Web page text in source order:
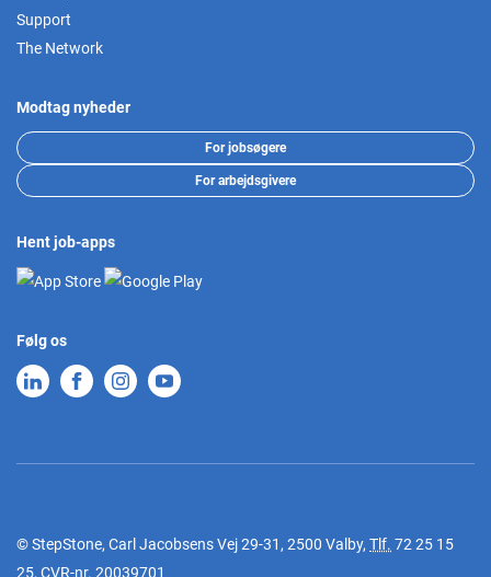
Support
The Network
Modtag nyheder
For jobsøgere
For arbejdsgivere
Hent job-apps
Følg os
© StepStone, Carl Jacobsens Vej 29-31, 2500 Valby, Tlf. 72 25 15
25, CVR-nr. 20039701